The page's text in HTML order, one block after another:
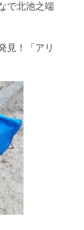
で北池之端
見！「アリ